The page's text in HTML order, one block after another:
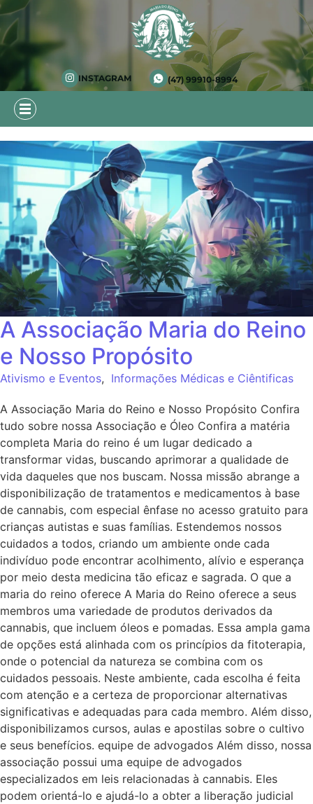
INSTAGRAM (47) 99910-8994
A Associação Maria do Reino
e Nosso Propósito
Ativismo e Eventos, Informações Médicas e Ciêntificas
A Associação Maria do Reino e Nosso Propósito Confira
tudo sobre nossa Associação e Óleo Confira a matéria
completa Maria do reino é um lugar dedicado a
transformar vidas, buscando aprimorar a qualidade de
vida daqueles que nos buscam. Nossa missão abrange a
disponibilização de tratamentos e medicamentos à base
de cannabis, com especial ênfase no acesso gratuito para
crianças autistas e suas famílias. Estendemos nossos
cuidados a todos, criando um ambiente onde cada
indivíduo pode encontrar acolhimento, alívio e esperança
por meio desta medicina tão eficaz e sagrada. O que a
maria do reino oferece A Maria do Reino oferece a seus
membros uma variedade de produtos derivados da
cannabis, que incluem óleos e pomadas. Essa ampla gama
de opções está alinhada com os princípios da fitoterapia,
onde o potencial da natureza se combina com os
cuidados pessoais. Neste ambiente, cada escolha é feita
com atenção e a certeza de proporcionar alternativas
significativas e adequadas para cada membro. Além disso,
disponibilizamos cursos, aulas e apostilas sobre o cultivo
e seus benefícios. equipe de advogados Além disso, nossa
associação possui uma equipe de advogados
especializados em leis relacionadas à cannabis. Eles
podem orientá-lo e ajudá-lo a obter a liberação judicial